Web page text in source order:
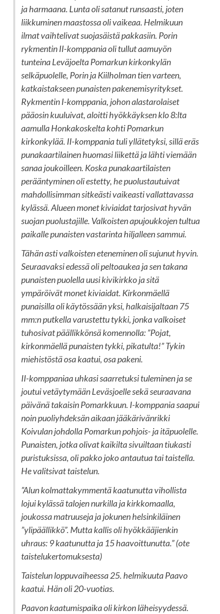
ja harmaana. Lunta oli satanut runsaasti, joten
liikkuminen maastossa oli vaikeaa. Helmikuun
ilmat vaihtelivat suojasäistä pakkasiin. Porin
rykmentin II-komppania oli tullut aamuyön
tunteina Leväjoelta Pomarkun kirkonkylän
selkäpuolelle, Porin ja Kiilholman tien varteen,
katkaistakseen punaisten pakenemisyritykset.
Rykmentin I-komppania, johon alastarolaiset
pääosin kuuluivat, aloitti hyökkäyksen klo 8:lta
aamulla Honkakoskelta kohti Pomarkun
kirkonkylää. II-komppania tuli yllätetyksi, sillä eräs
punakaartilainen huomasi liikettä ja lähti viemään
sanaa joukoilleen. Koska punakaartilaisten
perääntyminen oli estetty, he puolustautuivat
mahdollisimman sitkeästi vaikeasti vallattavassa
kylässä. Alueen monet kiviaidat tarjosivat hyvän
suojan puolustajille. Valkoisten apujoukkojen tultua
paikalle punaisten vastarinta hiljalleen sammui.
Tähän asti valkoisten eteneminen oli sujunut hyvin.
Seuraavaksi edessä oli peltoaukea ja sen takana
punaisten puolella uusi kivikirkko ja sitä
ympäröivät monet kiviaidat. Kirkonmäellä
punaisilla oli käytössään yksi, halkaisijaltaan 75
mm:n putkella varustettu tykki, jonka valkoiset
tuhosivat päällikkönsä komennolla: ”Pojat,
kirkonmäellä punaisten tykki, pikatulta!” Tykin
miehistöstä osa kaatui, osa pakeni.
II-komppaniaa uhkasi saarretuksi tuleminen ja se
joutui vetäytymään Leväsjoelle sekä seuraavana
päivänä takaisin Pomarkkuun. I-komppania saapui
noin puoliyhdeksän aikaan jääkärivänrikki
Koivulan johdolla Pomarkun pohjois- ja itäpuolelle.
Punaisten, jotka olivat kaikilta sivuiltaan tiukasti
puristuksissa, oli pakko joko antautua tai taistella.
He valitsivat taistelun.
”Alun kolmattakymmentä kaatunutta vihollista
lojui kylässä talojen nurkilla ja kirkkomaalla,
joukossa matruuseja ja jokunen helsinkiläinen
”ylipäällikkö”. Mutta kallis oli hyökkääjienkin
uhraus: 9 kaatunutta ja 15 haavoittunutta.” (ote
taistelukertomuksesta)
Taistelun loppuvaiheessa 25. helmikuuta Paavo
kaatui. Hän oli 20-vuotias.
Paavon kaatumispaika oli kirkon läheisyydessä.